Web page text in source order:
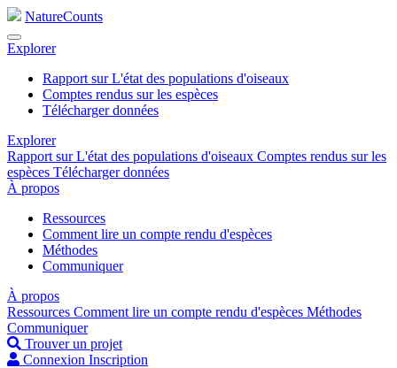
NatureCounts
Explorer
Rapport sur L'état des populations d'oiseaux
Comptes rendus sur les espèces
Télécharger données
Explorer
Rapport sur L'état des populations d'oiseaux Comptes rendus sur les
espèces Télécharger données
À propos
Ressources
Comment lire un compte rendu d'espèces
Méthodes
Communiquer
À propos
Ressources Comment lire un compte rendu d'espèces Méthodes
Communiquer
Trouver un projet
Connexion Inscription